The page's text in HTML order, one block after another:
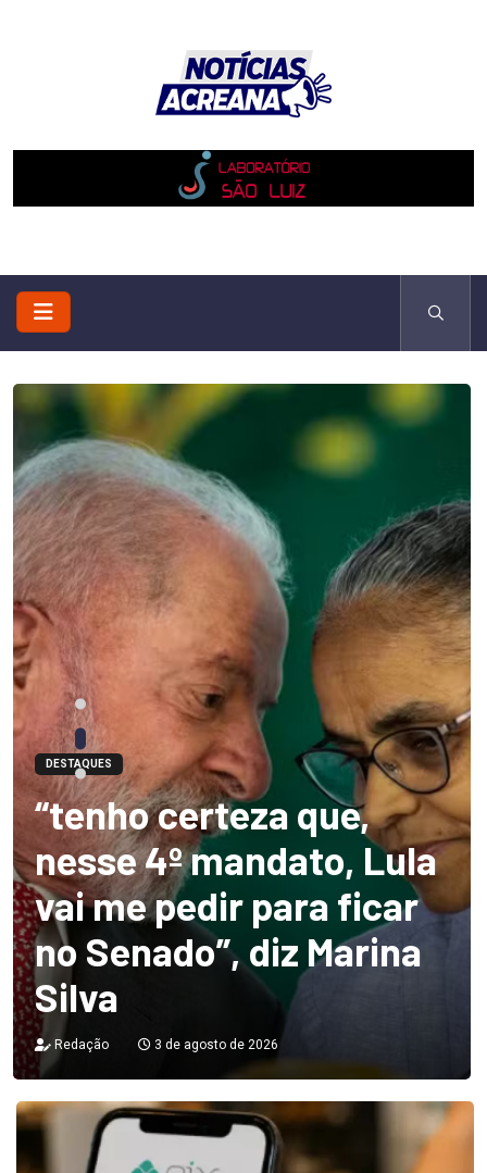
DESTAQUES
“tenho certeza que,
nesse 4º mandato, Lula
vai me pedir para ficar
no Senado”, diz Marina
Silva
Redação 3 de agosto de 2026